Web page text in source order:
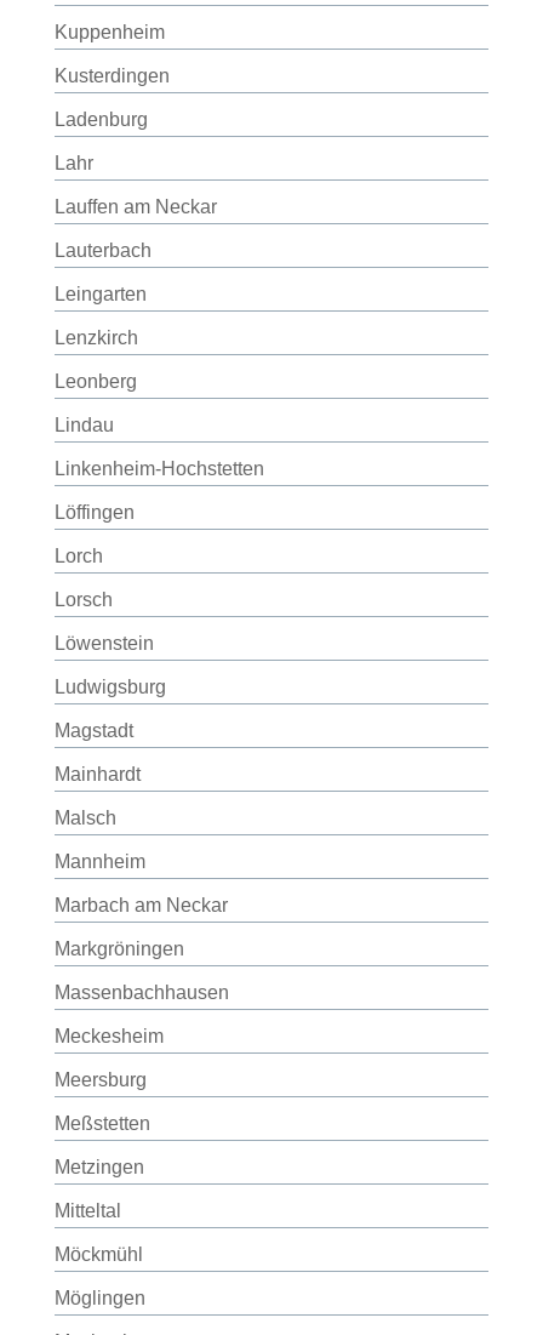
Kuppenheim
Kusterdingen
Ladenburg
Lahr
Lauffen am Neckar
Lauterbach
Leingarten
Lenzkirch
Leonberg
Lindau
Linkenheim-Hochstetten
Löffingen
Lorch
Lorsch
Löwenstein
Ludwigsburg
Magstadt
Mainhardt
Malsch
Mannheim
Marbach am Neckar
Markgröningen
Massenbachhausen
Meckesheim
Meersburg
Meßstetten
Metzingen
Mitteltal
Möckmühl
Möglingen